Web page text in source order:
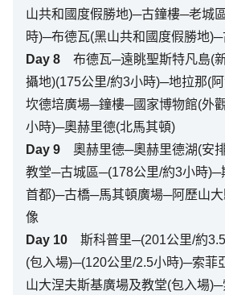
山共和國度假勝地)─古鐘樓─老城
時)─布德瓦(黑山共和國度假勝地
Day 8
布德瓦─遠眺聖斯特凡島(
攝地)(175公里/約3小時)─地拉那(
坎德培廣場─鐘樓─國家博物館(外
小時)─奧赫里德(北馬其頓)
Day 9
奧赫里德─奧赫里德湖(安
教堂─古城區─(178公里/約3小時)─
首都)─古橋─馬其頓廣場─阿歷山
像
Day 10
斯科普里─(201公里/約
(包入場)─(120公里/2.5小時)─索菲
山大涅夫斯基廣場及教堂(包入場)─